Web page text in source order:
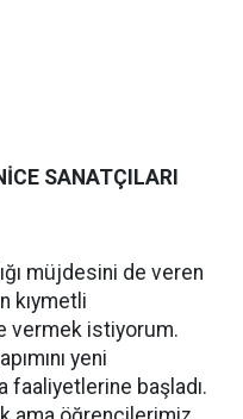
SANATÇILARI
müjdesini de veren
kıymetli
vermek istiyorum.
yeni
faaliyetlerine başladı.